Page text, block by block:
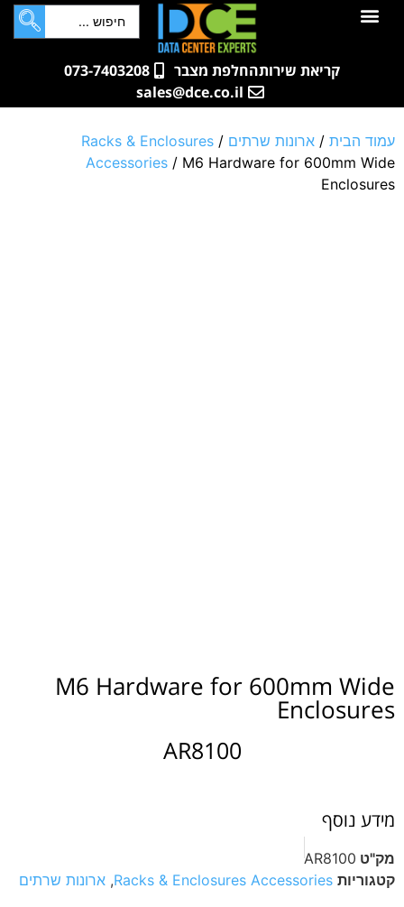
לתוכן
קריאת שירותהחלפת מצבר
073-7403208
sales@dce.co.il
עמוד הבית / ארונות שרתים /
Racks & Enclosures
Accessories / M6 Hardware for 600mm Wide
Enclosures
M6 Hardware for 600mm Wide
Enclosures
AR8100
מידע נוסף
מק"ט AR8100
קטגוריות Racks & Enclosures Accessories
, ארונות שרתים